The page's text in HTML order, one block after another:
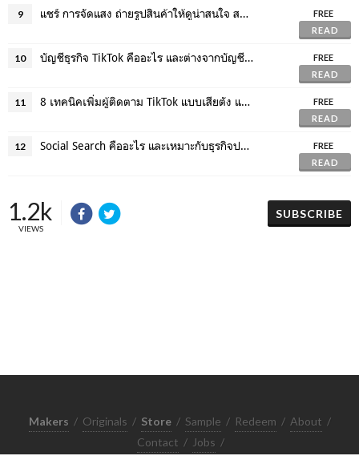
9 แชร์ การจัดแสง ถ่ายรูปสินค้าให้ดูน่าสนใจ สวยปังทุกอณู
FREE
READ
10 บัญชีธุรกิจ TikTok คืออะไร และต่างจากบัญชีทั่วไปอย่างไร
FREE
READ
11 8 เทคนิคเพิ่มผู้ติดตาม TikTok แบบเสียตัง และแบบฟรี
FREE
READ
12 Social Search คืออะไร และเหมาะกับธุรกิจประเภทไหนบ้าง ?
FREE
READ
1.2k
VIEWS
SUBSCRIBE
Makers / Originals / Store / Sample / Redeem / About /
Contact / Jobs /